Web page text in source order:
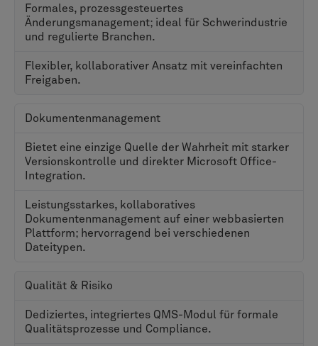
ist.
Verwaltung von Änderungen
Verfahren zur Nachverfolgung, Genehmigung und
Implementierung von Änderungen ist erforderlich, um
Fehler und kostspielige Nacharbeiten zu vermeiden.
Beide Plattformen bieten ein robustes,
ENOVIA bietet branchenübliche Engineering Change
Request (ECR) und Engineering Change Order (ECO) -
Prozesse, die oft nur minimale Anpassungen erfordern.
Unternehmen, die Standardverfahren schnell einführen
möchten.
Teamcenter bietet hochgradig konfigurierbare,